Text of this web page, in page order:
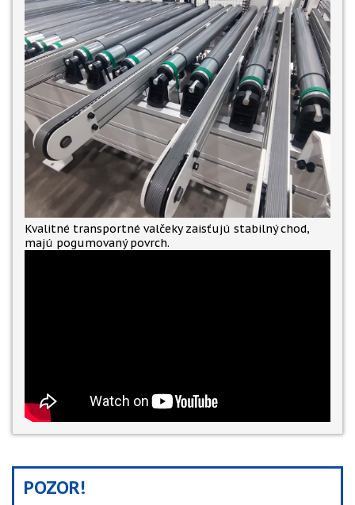
Kvalitné transportné valčeky zaisťujú stabilný chod,
majú pogumovaný povrch.
POZOR!